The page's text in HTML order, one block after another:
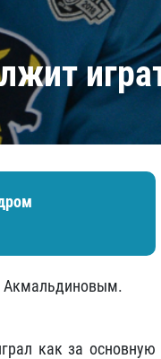
Акмальдиновым.
как за основную